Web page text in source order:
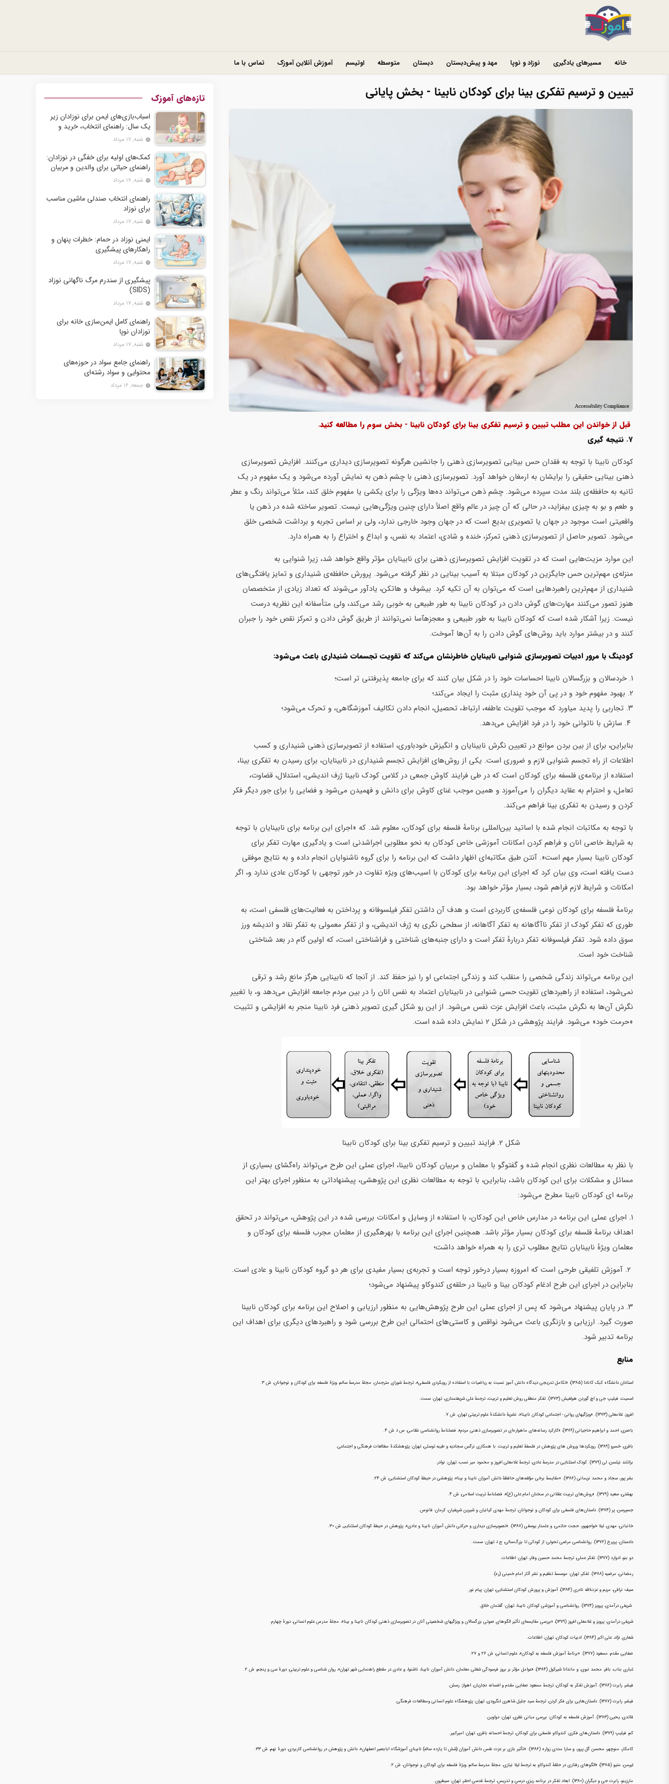
خانه مسیرهای یادگیری نوزاد و نوپا مهد و پیش‌دبستان دبستان متوسطه اوتیسم آموزش آنلاین آموزک تماس با ما
تبیین و ترسیم تفکری بینا برای کودکان نابینا - بخش پایانی
قبل از خواندن این مطلب تبیین و ترسیم تفکری بینا برای کودکان نابینا - بخش سوم را مطالعه کنید.
۷. نتیجه گیری
کودکان نابینا با توجه به فقدان حس بینایی تصویرسازی ذهنی را جانشین هرگونه تصویرسازی دیداری می‌کنند. افزایش تصویرسازی
ذهنی بینایی حقیقی را برایشان به ارمغان خواهد آورد. تصویرسازی ذهنی با چشم ذهن به نمایش آورده می‌شود و یک مفهوم در یک
ثانیه به حافظه‌ی بلند مدت سپرده می‌شود. چشم ذهن می‌تواند ده‌ها ویژگی را برای یکشی یا مفهوم خلق کند، مثلاً می‌تواند رنگ و عطر
و طعم و بو به چیزی بیفزاید، در حالی که آن چیز در عالم واقع اصلاً دارای چنین ویژگی‌هایی نیست. تصویر ساخته شده در ذهن یا
واقعیتی است موجود در جهان یا تصویری بدیع است که در جهان وجود خارجی ندارد، ولی بر اساس تجربه و برداشت شخصی خلق
می‌شود. تصویر حاصل از تصویرسازی ذهنی تمرکز، خنده و شادی، اعتماد به نفس، و ابداع و اختراع را به همراه دارد.
این موارد مزیت‌هایی است که در تقویت افزایش تصویرسازی ذهنی برای نابینایان مؤثر واقع خواهد شد، زیرا شنوایی به
منزله‌ی مهم‌ترین حس جایگزین در کودکان مبتلا به آسیب بینایی در نظر گرفته می‌شود. پرورش حافظه‌ی شنیداری و تمایز یافتگی‌های
شنیداری از مهم‌ترین راهبردهایی است که می‌توان به آن تکیه کرد. بیشوف و هاتکن، یادآور می‌شوند که تعداد زیادی از متخصصان
هنوز تصور می‌کنند مهارت‌های گوش دادن در کودکان نابینا به طور طبیعی به خوبی رشد می‌کند، ولی متأسفانه این نظریه درست
نیست. زیرا آشکار شده است که کودکان نابینا به طور طبیعی و معجزهآسا نمی‌توانند از طریق گوش دادن و تمرکز نقص خود را جبران
کنند و در بیشتر موارد باید روش‌های گوش دادن را به آن‌ها آموخت.
کودینگ با مرور ادبیات تصویرسازی شنوایی نابینایان خاطرنشان می‌کند که تقویت تجسمات شنیداری باعث می‌شود:
۱. خردسالان و بزرگسالان نابینا احساسات خود را در شکل بیان کنند که برای جامعه پذیرفتنی تر است؛
۲. بهبود مفهوم خود و در پی آن خود پنداری مثبت را ایجاد می‌کند؛
۳. تجاربی را پدید میاورد که موجب تقویت عاطفه، ارتباط، تحصیل، انجام دادن تکالیف آموزشگاهی، و تحرک می‌شود؛
بنابراین، برای از بین بردن موانع در تعیین نگرش نابینایان و انگیزش خودباوری، استفاده از تصویرسازی ذهنی شنیداری و کسب
اطلاعات از راه تجسم شنوایی لازم و ضروری است. یکی از روش‌های افزایش تجسم شنیداری در نابینایان، برای رسیدن به تفکری بینا،
استفاده از برنامه‌ی فلسفه برای کودکان است که در طی فرایند کاوش جمعی در کلاس کودک نابینا ژرف اندیشی، استدلال، قضاوت،
تعامل، و احترام به عقاید دیگران را می‌آموزد و همین موجب غنای کاوش برای دانش و فهمیدن می‌شود و فضایی را برای جور دیگر فکر
کردن و رسیدن به تفکری بینا فراهم می‌کند.
با توجه به مکاتبات انجام شده با اساتید بین‌المللی برنامهٔ فلسفه برای کودکان، معلوم شد. که «اجرای این برنامه برای نابینایان با توجه
به شرایط خاصی انان و فراهم کردن امکانات آموزشی خاص کودکان به نحو مطلوبی اجراشدنی است و یادگیری مهارت تفکر برای
کودکان نابینا بسیار مهم است». آنتن طبق مکاتبه‌ای اظهار داشت که این برنامه را برای گروه ناشنوایان انجام داده و به نتایج موفقی
دست یافته است، وی بیان کرد که اجرای این برنامه برای کودکان با اسیب‌های ویژه تفاوت در خور توجهی با کودکان عادی ندارد و، اگر
امکانات و شرایط لازم فراهم شود، بسیار مؤثر خواهد بود.
برنامهٔ فلسفه برای کودکان نوعی فلسفه‌ی کاربردی است و هدف آن داشتن تفکر فیلسوفانه و پرداختن به فعالیت‌های فلسفی است، به
طوری که تفکر کودک از تفکر ناآگاهانه به تفکر آگاهانه، از سطحی نگری به ژرف اندیشی، و از تفکر معمولی به تفکر نقاد و اندیشه ورز
سوق داده شود. تفکر فیلسوفانه تفکر دربارهٔ تفکر است و دارای جنبه‌های شناختی و فراشناختی است، که اولین گام در بعد شناختی
شناخت خود است.
این برنامه می‌تواند زندگی شخصی را منقلب کند و زندگی اجتماعی او را نیز حفظ کند. از آنجا که نابینایی هرگز مانع رشد و ترقی
نمی‌شود، استفاده از راهبردهای تقویت حسی شنوایی در نابینایان اعتماد به نفس انان را در بین مردم جامعه افزایش می‌دهد و، با تغییر
نگرش آن‌ها به نگرش مثبت، باعث افزایش عزت نفس می‌شود. از این رو شکل گیری تصویر ذهنی فرد نابینا منجر به افزایشی و تثبیت
«حرمت خود» می‌شود. فرایند پژوهشی در شکل ۲ نمایش داده شده است.
شکل ۲. فرایند تبیین و ترسیم تفکری بینا برای کودکان نابینا
با نظر به مطالعات نظری انجام شده و گفتوگو با معلمان و مربیان کودکان نابینا، اجرای عملی این طرح می‌تواند راه‌گشای بسیاری از
مسائل و مشکلات برای این کودکان باشد، بنابراین، با توجه به مطالعات نظری این پژوهشی، پیشنهاداتی به منظور اجرای بهتر این
برنامه ای کودکان نابینا مطرح می‌شود:
۱. اجرای عملی این برنامه در مدارس خاص این کودکان، با استفاده از وسایل و امکانات بررسی شده در این پژوهش، می‌تواند در تحقق
اهداف برنامهٔ فلسفه برای کودکان بسیار مؤثر باشد. همچنین اجرای این برنامه با بهرهگیری از معلمان مجرب فلسفه برای کودکان و
معلمان ویژهٔ نابینایان نتایج مطلوب تری را به همراه خواهد داشت؛
۲. آموزش تلفیقی طرحی است که امروزه بسیار درخور توجه است و تجربه‌ی بسیار مفیدی برای هر دو گروه کودکان نابینا و عادی است.
بنابراین در اجرای این طرح ادغام کودکان بینا و نابینا در حلقه‌ی کندوکاو پیشنهاد می‌شود؛
۳. در پایان پیشنهاد می‌شود که پس از اجرای عملی این طرح پژوهش‌هایی به منظور ارزیابی و اصلاح این برنامه برای کودکان نابینا
صورت گیرد. ارزیابی و بازنگری باعث می‌شود نواقص و کاستی‌های احتمالی این طرح بررسی شود و راهبردهای دیگری برای اهداف این
برنامه تدبیر شود.
منابع
استادان دانشگاه کبک کانادا (۱۳۸۵)، «تکامل تدریجی دیدگاه دانش آموز نسبت به ریاضیات با استفاده از رویکردی فلسفی»، ترجمهٔ شورای مترجمان، مجلهٔ مدرسهٔ سالم، ویژهٔ فلسفه برای کودکان و نوجوانان، ش ۳.
اسمیت، فیلیپ جی و اچ گوردن هولفیش (۱۳۷۳). تفکر منطقی روش تعلیم و تربیت، ترجمهٔ علی شریعتمداری، تهران: سمت.
افروز، غلامعلی (۱۳۷۳). «ویژگیهای روانی - اجتماعی کودکان نابینا»، نشریهٔ دانشکدهٔ علوم تربیتی تهران، ش ۷.
باصری، احمد و ابراهیم حاجیانی (۱۳۸۹)، «کارکرد رسانه‌های ماهواره‌ای در تصویرسازی ذهنی مردم»، فصلنامهٔ روانشناسی نظامی، س ۱، ش ۴.
باقری، خسرو (۱۳۸۹). رویکردها وروش های پژوهش در فلسفهٔ تعلیم و تربیت، با همکاری نرگس سجادیه و طیبه توسلی، تهران: پژوهشکدهٔ مطالعات فرهنگی و اجتماعی.
براتلند نیلسن، لی (۱۳۷۹). کودک استثنایی در مدرسهٔ عادی، ترجمهٔ غلامعلی افروز و محمود میر نسب، تهران: نوادر.
بشر پور، سجاد و محمد نریمانی (۱۳۸۶). «مقایسهٔ برخی مؤلفه‌های حافظهٔ دانش آموزان نابینا و بینا»، پژوهشی در حیطهٔ کودکان استشنایی، ش ۲۴.
بهشتی، سعید (۱۳۷۹). «روش‌های تربیت عقلانی در سخنان امام علی (ع)»، فصلنامهٔ تربیت اسلامی، ش ۴.
جسپرسن، پر (۱۳۸۴). داستان‌های فلسفی برای کودکان و نوجوانان، ترجمهٔ مهدی کیانیان و شیرین شریفیان، کرمان: فانوس.
خانبانی، مهدی، لیلا خواجهپور، حجت حاتمی، و علمدار یوسفی (۱۳۸۷). «تصویرسازی دیداری و حرکتی دانش آموزان نابینا و عادی»، پژوهش در حیطهٔ کودکان استثنایې ش ۳۰.
دادستان، پریرخ (۱۳۷۶). روانشناسی مرضی تحولی: از کودکی تا بزرگ‌سالی، ج ۱، تهران: سمت.
دو بنو، ادوارد (۱۳۷۷). تفکر عملی، ترجمهٔ محمد حسین وقار، تهران: اطلاعات.
رمضانی، مرضیه (۱۳۸۸). تفکر، تهران: موسسهٔ تنظیم و نشر آثار امام خمینی (ره).
سیف نراقی، مریم و عزت‌الله نادری (۱۳۸۴)، آموزش و پرورش کودکان استشنایی، تهران: پیام نور.
شریفی درآمدی، پرویز (۱۳۷۴). روانشناسی و آموزشی کودکان نابینا، تهران: گفتمان خلاق.
شریفی درآمدی، پرویز و غلامعلی افروز (۱۳۷۹)، «بررسی مقایسه‌ای تأثیر الگوهای صوتی بزرگسالان و ویژگیهای شخصیتی آنان در تصویرسازی ذهنی کودکان نابینا و بینا»، مجلهٔ مدرس علوم انسانی، دورهٔ چهارم.
شعاری نژاد، علی اکبر (۱۳۸۴). ادبیات کودکان، تهران: اطلاعات.
صفایی مقدم، مسعود (۱۳۷۷). «برنامهٔ آموزش فلسفه به کودکان»، علوم انسانی، ش ۲۶ و ۲۷.
غباری بناب، باقر، محمد نبوی، و ماندانا شیرکول (۱۳۸۴)، «عوامل مؤثر بر بروز فرسودگی شغلی معلمان، دانش آموزان نابینا، ناشنوا، و عادی در مقطع راهنمایی شهر تهران»، روان شناسی و علوم تربیتی، دورهٔ سی و پنجم، ش ۲.
فیشر، رابرت (۱۳۸۶). آموزش تفکر به کودکان، ترجمهٔ مسعود صفایی مقدم و افسانه نجاریان، اهواز: رسش.
فیشر، رابرت (۱۳۸۷). داستان‌هایی برای فکر کردن، ترجمهٔ سید جلیل شاهری لنگرودی، تهران: پژوهشگاه علوم انسانی ومطالعات فرهنگی.
قائدی، یحیی (۱۳۸۳). آموزش فلسفه به کودکان: بررسی مبانی نظری، تهران: دواوین.
کم، فیلیپ (۱۳۷۹). داستان‌های فکری: کندوکاو فلسفی برای کودکان، ترجمهٔ احسانه باقری، تهران: امیرکبیر.
کامکار، منوچهر، محسن گل پرور، و سارا مددی زواره (۱۳۸۶). «تأثیر بازی بر عزت نفس دانش آموزان (شش تا یازده ساله) نابینای آموزشگاه ابابصیر اصفهان»، دانش و پژوهش در روانشناسی کاربردی، دورهٔ نهم، ش ۳۳.
لیپمن، متیو (۱۳۸۵)، «الگوهای رفتاری در حلقهٔ کندوکاو به ترجمهٔ لیلا نیازی، مجلهٔ مدرسهٔ سالم: ویژهٔ فلسفه برای کودکان و نوجوانان، ش ۲.
مارزینو، رابرت جی و دیگران (۱۳۸۰). ابعاد تفکر در برنامه ریزی درسی و تدریس، ترجمهٔ قدسی احقر، تهران: سیطرون.
تازه‌های آموزک
اسباب‌بازی‌های ایمن برای نوزادان زیر
یک سال: راهنمای انتخاب، خرید و
نگهداری
شنبه, ۱۷ مرداد
کمک‌های اولیه برای خفگی در نوزادان:
راهنمای حیاتی برای والدین و مربیان
شنبه, ۱۷ مرداد
راهنمای انتخاب صندلی ماشین مناسب
برای نوزاد
شنبه, ۱۷ مرداد
ایمنی نوزاد در حمام: خطرات پنهان و
راهکارهای پیشگیری
شنبه, ۱۷ مرداد
پیشگیری از سندرم مرگ ناگهانی نوزاد
(SIDS)
شنبه, ۱۷ مرداد
راهنمای کامل ایمن‌سازی خانه برای
نوزادان نوپا
شنبه, ۱۷ مرداد
راهنمای جامع سواد در حوزه‌های
محتوایی و سواد رشته‌ای
جمعه, ۱۶ مرداد